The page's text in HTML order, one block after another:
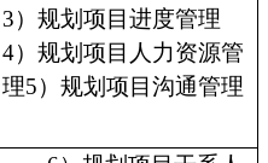
3）规划项目进度管理
4）规划项目人力资源管
理5）规划项目沟通管理